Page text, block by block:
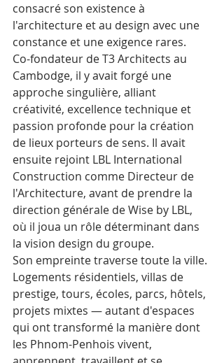
consacré son existence à
l'architecture et au design avec une
constance et une exigence rares.
Co-fondateur de T3 Architects au
Cambodge, il y avait forgé une
approche singulière, alliant
créativité, excellence technique et
passion profonde pour la création
de lieux porteurs de sens. Il avait
ensuite rejoint LBL International
Construction comme Directeur de
l'Architecture, avant de prendre la
direction générale de Wise by LBL,
où il joua un rôle déterminant dans
la vision design du groupe.
Son empreinte traverse toute la ville.
Logements résidentiels, villas de
prestige, tours, écoles, parcs, hôtels,
projets mixtes — autant d'espaces
qui ont transformé la manière dont
les Phnom-Penhois vivent,